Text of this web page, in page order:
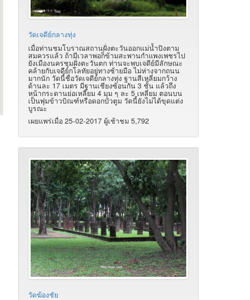
วัดเจดีย์กลางทุ่ง
เมื่อท่านชมโบราณสถานฝั่งตะวันออกแม่น้ำปิงตาม
สมควรแล้ว ถ้ามีเวลาพอก็ข้ามสะพานกำแพงเพชรไป
ยังเมืองนครชุมฝั่งตะวันตก ท่านจะพบเจดีย์มีลักษณะ
คล้ายกับเจดีย์กโลทัยอยู่ทางซ้ายมือ ไม่ห่างจากถนน
มากนัก วัดนี้ชื่อวัดเจดีย์กลางทุ่ง ฐานสีเหลี่ยมกว้าง
ด้านละ 17 เมตร มีฐานเชียงซ้อนกัน 3 ชั้น แล้วถึง
หน้ากระดานย่อเหลี่ยม 4 มุม ๆ ละ 5 เหลี่ยม ตอนบน
เป็นพุ่มข้าวบิณฑ์หรือดอกบัวตูม วัดนี้ยังไม่ได้ขุดแต่ง
บูรณะ
เผยแพร่เมื่อ 25-02-2017 ผู้เช้าชม 5,792
วัดฆ้องชัย